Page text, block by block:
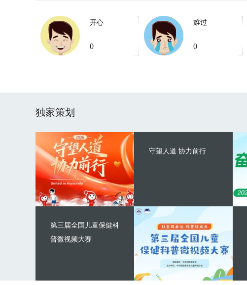
开心
0
难过
0
独家策划
守望人道 协力前行
第三届全国儿童保健科
普微视频大赛